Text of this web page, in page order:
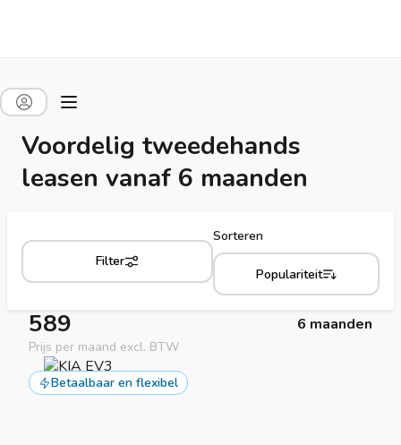
Voordelig tweedehands
leasen vanaf 6 maanden
Filter
Sorteren
Populariteit
589 6 maanden
Prijs per maand excl. BTW
Betaalbaar en flexibel